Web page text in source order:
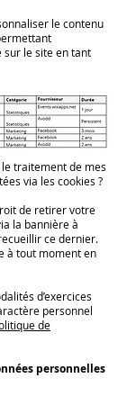
le contenu
sur le site en tant
le traitement de mes
via les cookies ?
de retirer votre
la bannière à
ce dernier.
à tout moment en
d’exercices
personnel
de
personnelles